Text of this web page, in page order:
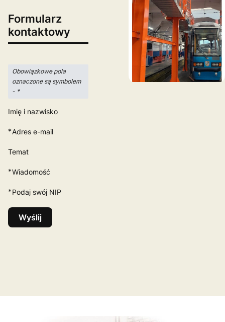
Formularz
kontaktowy
Obowiązkowe pola
oznaczone są symbolem
- *
Imię i nazwisko
*Adres e-mail
Temat
*Wiadomość
*Podaj swój NIP
Wyślij